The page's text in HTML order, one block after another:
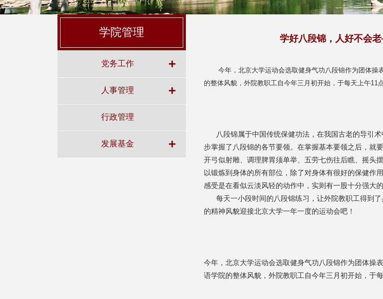
学院管理
党务工作 +
人事管理 +
行政管理
发展基金 +
学好八段锦，人好不会
今年，北京大学运动会选取健身气功八段锦作为团体操
的整体风貌，外院教职工自今年三月初开始，于每天上午11
八段锦属于中国传统保健功法，在我国古老的导引术
步掌握了八段锦的各节要领。在掌握基本要领之后，就
开弓似射雕、调理脾胃须单举、五劳七伤往后瞧、摇头
以锻炼到身体的所有部位，除了对身体有很好的保健作
感受是在看似云淡风轻的动作中，实则有一股十分强大
每天一小段时间的八段锦练习，让外院教职工得到了
的精神风貌迎接北京大学一年一度的运动会吧！
今年，北京大学运动会选取健身气功八段锦作为团体操
语学院的整体风貌，外院教职工自今年三月初开始，于